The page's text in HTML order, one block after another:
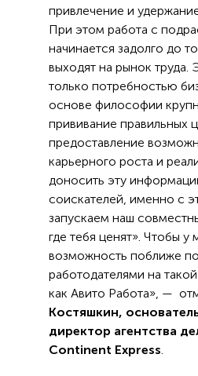
привлечение и
При этом работа с
начинается задолго до
выходят на рынок труда.
только потребностью
основе философии
прививание правильных
предоставление
карьерного роста и
доносить эту
соискателей, именно с
запускаем наш
где тебя ценят». Чтобы
возможность поближе
работодателями на
как Авито Работа», —
Костяшкин,
директор агентства
Continent Express